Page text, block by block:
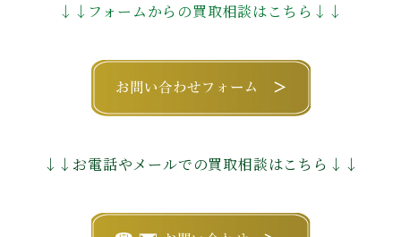
↓↓フォームからの買取相談はこちら↓↓
↓↓お電話やメールでの買取相談はこちら↓↓